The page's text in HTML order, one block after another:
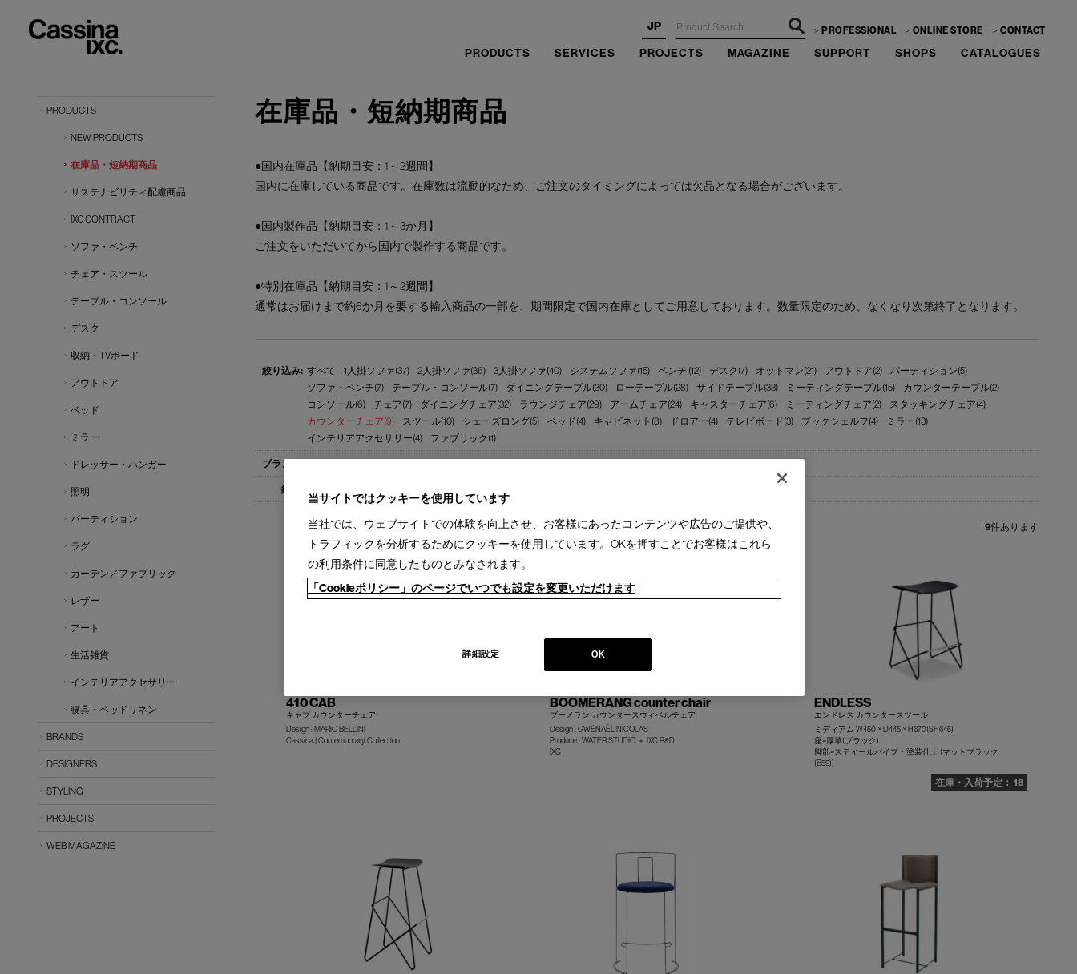
JP PROFESSIONAL ONLINE STORE CONTACT
PRODUCTS SERVICES PROJECTS MAGAZINE SUPPORT SHOPS CATALOGUES
在庫品・短納期商品
●国内在庫品【納期目安：1～2週間】
国内に在庫している商品です。在庫数は流動的なため、ご注文のタイミングによっては欠品となる場合がございます。
●国内製作品【納期目安：1～3か月】
ご注文をいただいてから国内で製作する商品です。
●特別在庫品【納期目安：1～2週間】
通常はお届けまで約6か月を要する輸入商品の一部を、期間限定で国内在庫としてご用意しております。数量限定のため、なくなり次第終了となります。
すべて 1人掛ソファ(37) 2人掛ソファ(36) 3人掛ソファ(40) システムソファ(15) ベンチ (12) デスク(7) オットマン(21) アウトドア(2)
パーティション(5)
ソファ・ベンチ(7)
テーブル・コンソール(7) ダイニングテーブル(30) ローテーブル(28) サイドテーブル(33) ミーティングテーブル(15)
カウンターテーブル(2)
コンソール(6)
チェア(7) ダイニングチェア(32) ラウンジチェア(29) アームチェア(24) キャスターチェア(6) ミーティングチェア(2)
スタッキングチェア(4)
カウンターチェア(9)
スツール(10) シェーズロング(5) ベッド(4) キャビネット(8) ドロアー(4) テレビボード(3) ブックシェルフ(4)
ミラー(13)
インテリアアクセサリー(4)
ファブリック(1)
9件あります
410 CAB
キャブ カウンターチェア
Design : MARIO BELLINI
Cassina | Contemporary Collection
BOOMERANG counter chair
ブーメラン カウンタースウィベルチェア
Design : GWÉNAËL NICOLAS
Produce : WATER STUDIO ＋ IXC R&D
IXC
ENDLESS
エンドレス カウンタースツール
ミディアム W450 × D445 × H670(SH645)
座=厚革(ブラック)
脚部=スティールパイプ・塗装仕上 (マットブラック
(B59))
18
PRODUCTS
NEW PRODUCTS
在庫品・短納期商品
サステナビリティ配慮商品
IXC CONTRACT
ソファ・ベンチ
チェア・スツール
テーブル・コンソール
デスク
収納・TVボード
アウトドア
ベッド
ミラー
ドレッサー・ハンガー
照明
パーティション
ラグ
カーテン／ファブリック
レザー
アート
生活雑貨
インテリアアクセサリー
寝具・ベッドリネン
BRANDS
DESIGNERS
STYLING
PROJECTS
WEB MAGAZINE
当サイトではクッキーを使用しています
当社では、ウェブサイトでの体験を向上させ、お客様にあったコンテンツや広告のご提供や、
トラフィックを分析するためにクッキーを使用しています。OKを押すことでお客様はこれら
の利用条件に同意したものとみなされます。
「Cookieポリシー」のページでいつでも設定を変更いただけます
OK
詳細設定